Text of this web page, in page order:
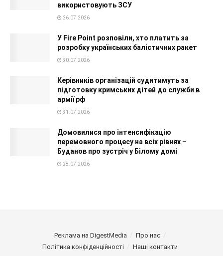
використовують ЗСУ
26.07.2026
У Fire Point розповіли, хто платить за
розробку українських балістичних ракет
30.07.2026
Керівників організацій судитимуть за
підготовку кримських дітей до служби в
армії рф
31.07.2026
Домовилися про інтенсифікацію
перемовного процесу на всіх рівнях –
Буданов про зустріч у Білому домі
28.07.2026
Реклама на DigestMedia
Про нас
Політика конфіденційності
Наші контакти